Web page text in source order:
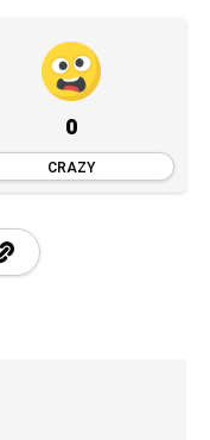
0
CRAZY